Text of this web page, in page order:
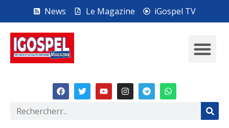
News Le Magazine iGospel TV